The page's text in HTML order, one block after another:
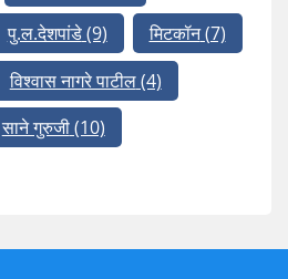
पु.ल.देशपांडे(9) मिटकॉन(7)
विश्वास नागरे पाटील(4)
साने गुरुजी(10)